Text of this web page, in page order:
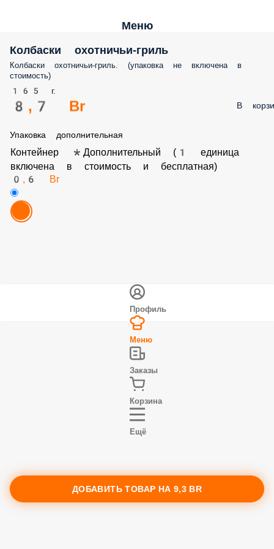
Меню
Колбаски охотничьи-гриль
Колбаски охотничьи-гриль. (упаковка не включена в
стоимость)
165 г.
8,7 Br В
Упаковка дополнительная
Контейнер *Дополнительный (1 единица
включена в стоимость и бесплатная)
0,6 Br
ДОБАВИТЬ ТОВАР НА 9,3 BR
Профиль
Меню
Заказы
Корзина
Ещё